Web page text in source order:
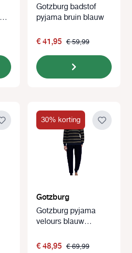
Gotzburg badstof
pyjama bruin blauw
€ 41,95 € 59,99
30% korting
Gotzburg
Gotzburg pyjama
velours blauw
€ 48,95 € 69,99